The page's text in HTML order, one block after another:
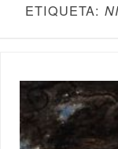
ETIQUETA: